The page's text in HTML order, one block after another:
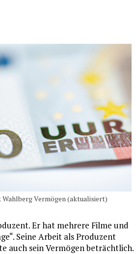
Wahlberg Vermögen (aktualisiert)
Er hat mehrere Filme und
Seine Arbeit als Produzent
auch sein Vermögen beträchtlich.